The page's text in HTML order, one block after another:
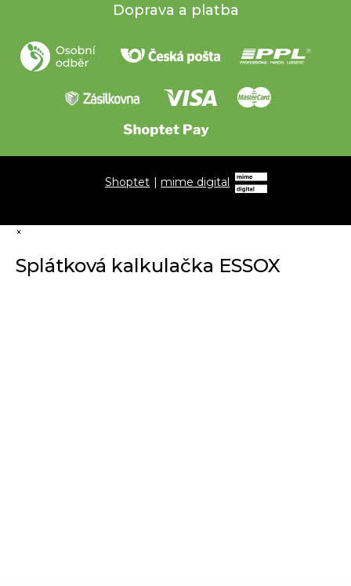
Doprava a platba
Shoptet |mime digital
×
Splátková kalkulačka ESSOX